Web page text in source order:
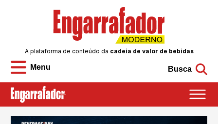
Menu
A plataforma de conteúdo da cadeia de valor de bebidas
Busca